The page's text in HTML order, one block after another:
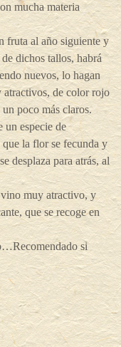
mucha materia
fruta al año siguiente y
dichos tallos, habrá
nuevos, lo hagan
de color rojo
poco más claros.
un especie de
que la flor se fecunda y
desplaza para atrás, al
muy atractivo, y
que se recoge en
si